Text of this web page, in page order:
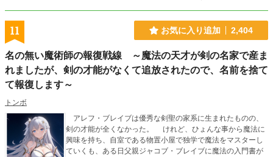
11 お気に入り追加 2,404
名の無い魔術師の報復戦線 ～魔法の天才が剣の名家で産ま
れましたが、剣の才能がなくて追放されたので、名前を捨て
て報復します～
トンボ
アレフ・ブレイブは優秀な剣聖の家系に生まれたものの、
剣の才能が全くなかった。 けれど、ひょんな事から魔法に
興味を持ち、自室である物置小屋で独学で魔法をマスターし
ていくも、ある日父親ジャコブ・ブレイブに魔法の入門書が